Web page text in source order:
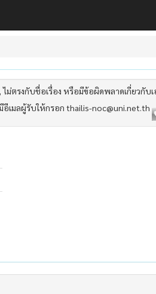
ไม่ตรงกับชื่อเรื่อง หรือมีข้อผิดพลาดเกี่ยวกั
อีเมลผู้รับให้กรอก thailis-noc@uni.net.th